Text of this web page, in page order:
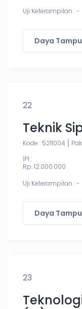
Uji Keterampilan : -
Daya
22
Teknik
Kode : 5211004
IPI :
Rp. 12.000.000
Uji Keterampilan : -
Daya
23